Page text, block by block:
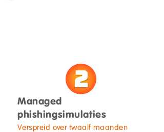
Managed
phishingsimulaties
Verspreid over twaalf maanden